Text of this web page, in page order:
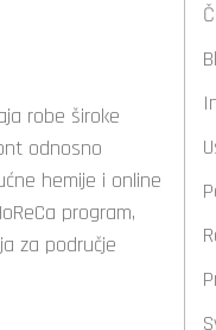
robe široke
odnosno
hemije i online
program,
za područje